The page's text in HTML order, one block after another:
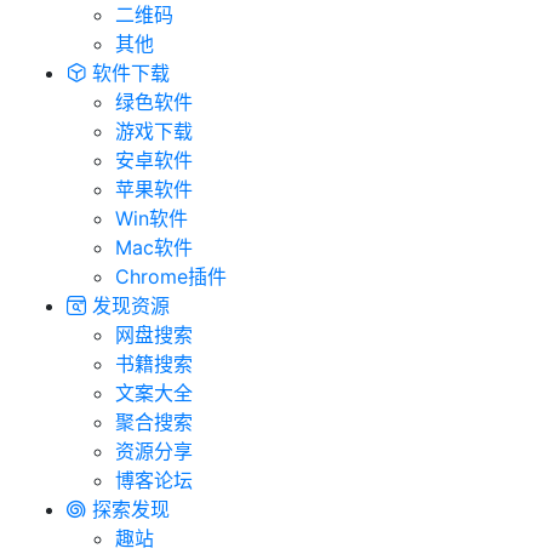
二维码
其他
软件下载
绿色软件
游戏下载
安卓软件
苹果软件
Win软件
Mac软件
Chrome插件
发现资源
网盘搜索
书籍搜索
文案大全
聚合搜索
资源分享
博客论坛
探索发现
趣站